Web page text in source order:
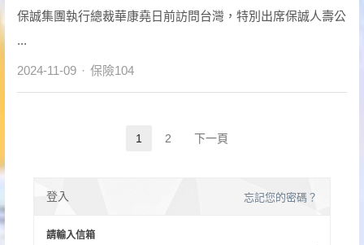
保誠集團執行總裁華康堯日前訪問台灣，特別出席保誠人壽公
...
2024-11-09 Author
保險104
Page
1 Page
2 下一頁
登入 忘記您的密碼？
請輸入信箱